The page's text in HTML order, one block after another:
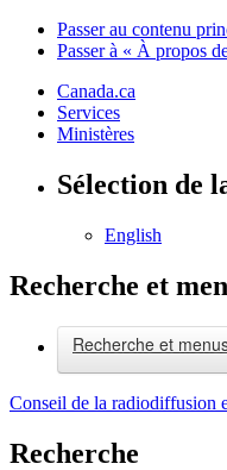
Passer au contenu
Passer à « À propos
Canada.ca
Services
Ministères
Sélection de
English
Recherche et
Recherche et
Conseil de la radiodiffusion
Recherche